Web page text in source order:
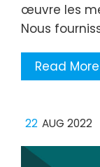
œuvre les
Nous
Read More
22 AUG 2022